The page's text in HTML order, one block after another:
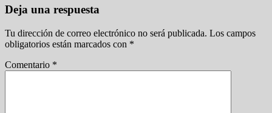
Deja una respuesta
Tu dirección de correo electrónico no será publicada. Los campos
obligatorios están marcados con *
Comentario *